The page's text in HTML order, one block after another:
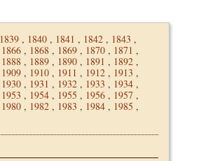
1839 , 1840 , 1841 , 1842 , 1843 ,
1866 , 1868 , 1869 , 1870 , 1871 ,
1888 , 1889 , 1890 , 1891 , 1892 ,
1909 , 1910 , 1911 , 1912 , 1913 ,
1930 , 1931 , 1932 , 1933 , 1934 ,
1953 , 1954 , 1955 , 1956 , 1957 ,
1980 , 1982 , 1983 , 1984 , 1985 ,